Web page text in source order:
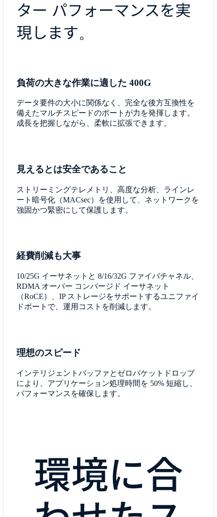
ター パフォーマンスを実
現します。
負荷の大きな作業に適した 400G
データ要件の大小に関係なく、完全な後方互換性を
備えたマルチスピードのポートが力を発揮します。
成長を把握しながら、柔軟に拡張できます。
見えるとは安全であること
ストリーミングテレメトリ、高度な分析、ラインレ
ート暗号化（MACsec）を使用して、ネットワークを
強固かつ緊密にして保護します。
経費削減も大事
10/25G イーサネットと 8/16/32G ファイバチャネル、
RDMA オーバー コンバージド イーサネット
（RoCE）、IP ストレージをサポートするユニファイ
ドポートで、運用コストを削減します。
理想のスピード
インテリジェントバッファとゼロパケットドロップ
により、アプリケーション処理時間を 50% 短縮し、
パフォーマンスを確保します。
環境に合